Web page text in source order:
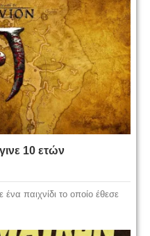
10 ετών
παιχνίδι το οποίο έθεσε